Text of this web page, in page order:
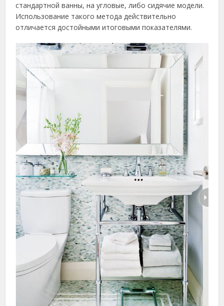
стандартной ванны, на угловые, либо сидячие модели.
Использование такого метода действительно
отличается достойными итоговыми показателями.